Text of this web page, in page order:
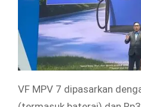
VF MPV 7 dipasarkan